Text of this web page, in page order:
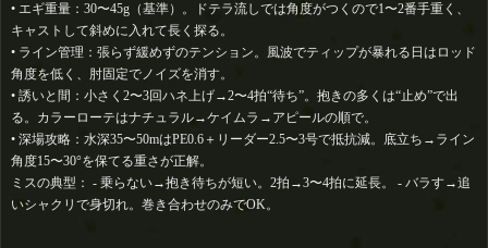
• エギ重量：30〜45g（基準）。ドテラ流しでは角度がつくので1〜2番手重く、
キャストして斜めに入れて長く探る。
• ライン管理：張らず緩めずのテンション。風波でティップが暴れる日はロッド
角度を低く、肘固定でノイズを消す。
• 誘いと間：小さく2〜3回ハネ上げ→2〜4拍“待ち”。抱きの多くは“止め”で出
る。カラーローテはナチュラル→ケイムラ→アピールの順で。
• 深場攻略：水深35〜50mはPE0.6＋リーダー2.5〜3号で抵抗減。底立ち→ライン
角度15〜30°を保てる重さが正解。
ミスの典型： - 乗らない→抱き待ちが短い。2拍→3〜4拍に延長。 - バラす→追
いシャクリで身切れ。巻き合わせのみでOK。